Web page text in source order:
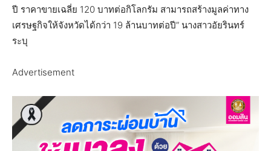
ปี ราคาขายเฉลี่ย 120 บาทต่อกิโลกรัม สามารถสร้างมูลค่าทาง
เศรษฐกิจให้จังหวัดได้กว่า 19 ล้านบาทต่อปี” นางสาวอัยรินทร์
ระบุ
Advertisement